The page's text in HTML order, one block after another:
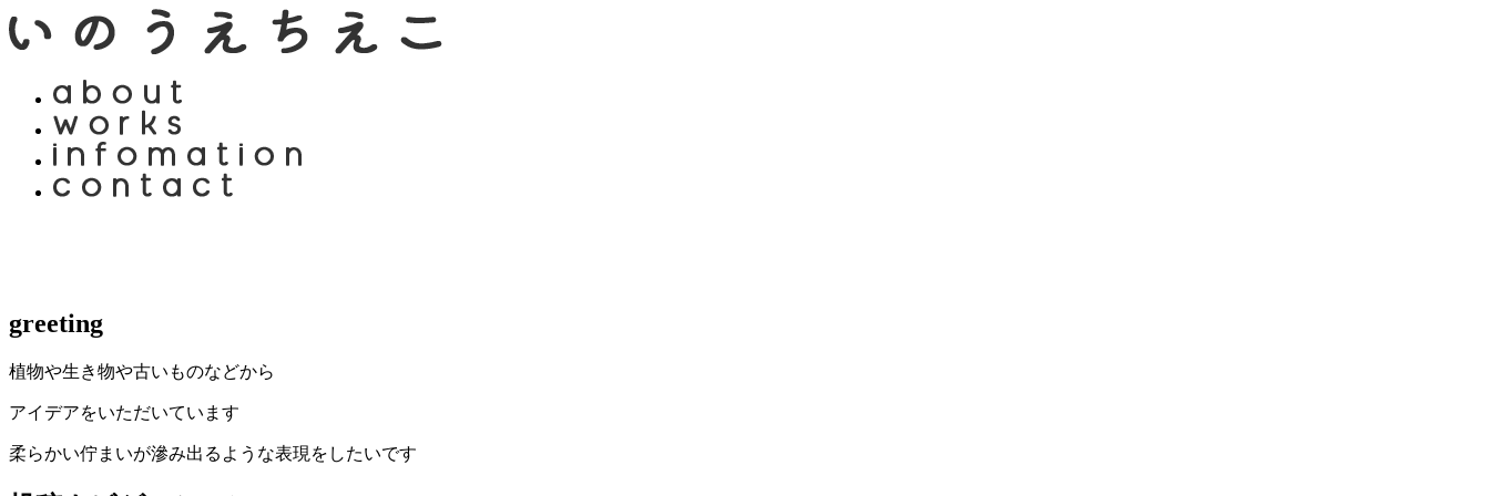
greeting
植物や生き物や古いものなどから
アイデアをいただいています
柔らかい佇まいが滲み出るような表現をしたいです